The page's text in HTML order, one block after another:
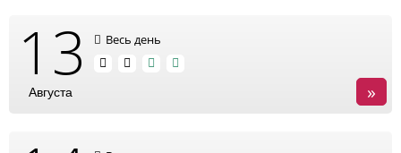
13
Августа
Весь день
»